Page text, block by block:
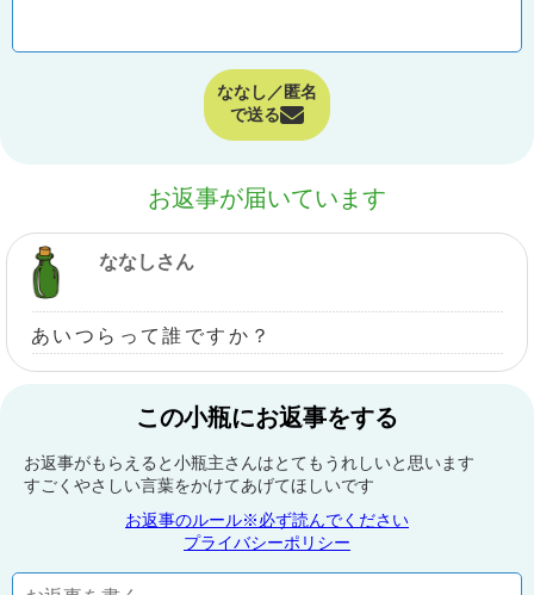
ななし／匿名
で送る
お返事が届いています
ななしさん
あいつらって誰ですか？
この小瓶にお返事をする
お返事がもらえると小瓶主さんはとてもうれしいと思います
すごくやさしい言葉をかけてあげてほしいです
お返事のルール※必ず読んでください
プライバシーポリシー